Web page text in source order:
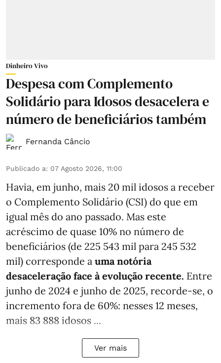
Dinheiro Vivo
Despesa com Complemento
Solidário para Idosos desacelera e
número de beneficiários também
Fernanda Câncio
Publicado a: 07 Agosto 2026, 11:00
Havia, em junho, mais 20 mil idosos a receber
o Complemento Solidário (CSI) do que em
igual mês do ano passado. Mas este
acréscimo de quase 10% no número de
beneficiários (de 225 543 mil para 245 532
mil) corresponde a uma notória
desaceleração face à evolução recente. Entre
junho de 2024 e junho de 2025, recorde-se, o
incremento fora de 60%: nesses 12 meses,
mais 83 888 idosos ...
Ver mais